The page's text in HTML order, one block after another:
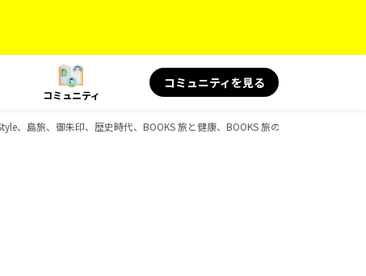
コミュニティ
コミュニティを見る
、島旅、御朱印、歴史時代、BOOKS 旅と健康、BOOKS 旅の読み物、D-Books